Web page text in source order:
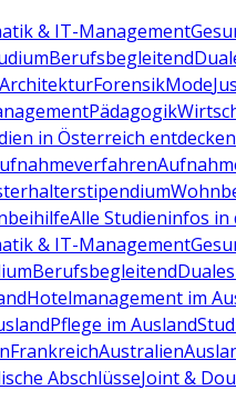
& IT-Management
Berufsbegleitend
ArchitekturForensikModeJus
Pädagogik
in Österreich entdecken
Alle Studieninfos
& IT-Management
Berufsbegleitend
Hotelmanagement im
Pflege im Ausland
FrankreichAustralien
AbschlüsseJoint &